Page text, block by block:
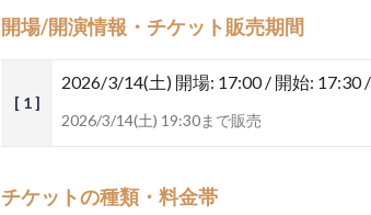
開場/開演情報・チケット販売期間
[ 1 ]
2026/3/14(土) 開場: 17:00 / 開始: 17:30
2026/3/14(土) 19:30まで販売
チケットの種類・料金帯